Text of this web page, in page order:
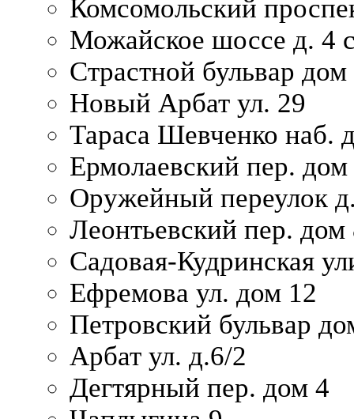
Комсомольский
Можайское шоссе д. 4
Страстной бульвар дом
Новый Арбат ул. 29
Тараса Шевченко наб.
Ермолаевский пер. дом
Оружейный переулок
Леонтьевский пер. дом
Садовая-Кудринская
Ефремова ул. дом 12
Петровский бульвар
Арбат ул. д.6/2
Дегтярный пер. дом 4